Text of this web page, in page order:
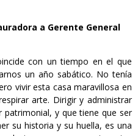
a Gerente General
con un tiempo en el que
un año sabático. No tenía
vivir esta casa maravillosa en
arte. Dirigir y administrar
patrimonial, y que tiene que ser
su historia y su huella, es una